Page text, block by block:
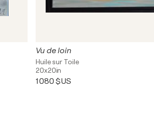
Vu de loin
Huile sur Toile
20x20in
1 080 $US